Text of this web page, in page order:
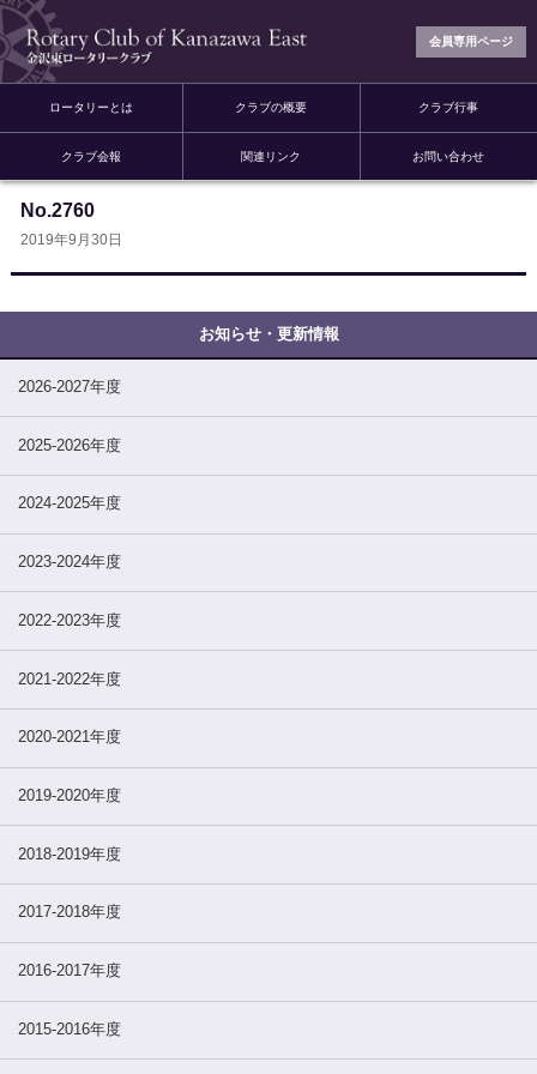
会員専用ページ
ロータリーとは クラブの概要 クラブ行事
クラブ会報 関連リンク お問い合わせ
No.2760
2019年9月30日
2026-2027年度
2025-2026年度
2024-2025年度
2023-2024年度
2022-2023年度
2021-2022年度
2020-2021年度
2019-2020年度
2018-2019年度
2017-2018年度
2016-2017年度
2015-2016年度